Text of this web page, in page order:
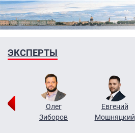
ЭКСПЕРТЫ
Олег
Зиборов
Евгений
Мошняцкий